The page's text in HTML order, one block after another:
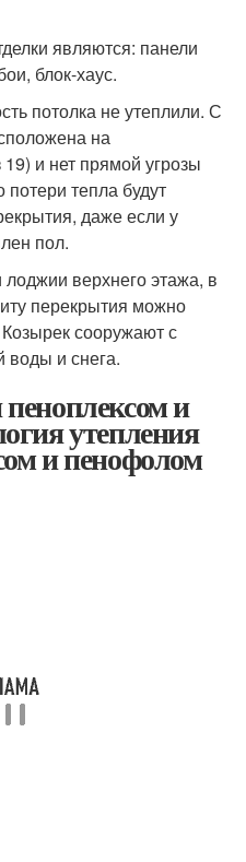
являются: панели
блок-хаус.
потолка не утеплили. С
на
и нет прямой угрозы
потери тепла будут
даже если у
пол.
верхнего этажа, в
перекрытия можно
сооружают с
воды и снега.
и
утепления
и пенофолом